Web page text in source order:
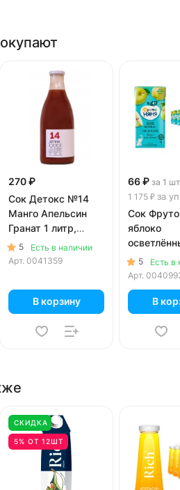
270 ₽
Сок Детокс №14
Манго Апельсин
Гранат 1 литр,
стекло
5
Есть в наличии
Арт. 0041359
В корзину
66 ₽ за 1 шт
1 175 ₽ за уп
Сок
яблоко
литра, 18
5
Есть в
Арт.
В
СКИДКА
5% ОТ 12ШТ